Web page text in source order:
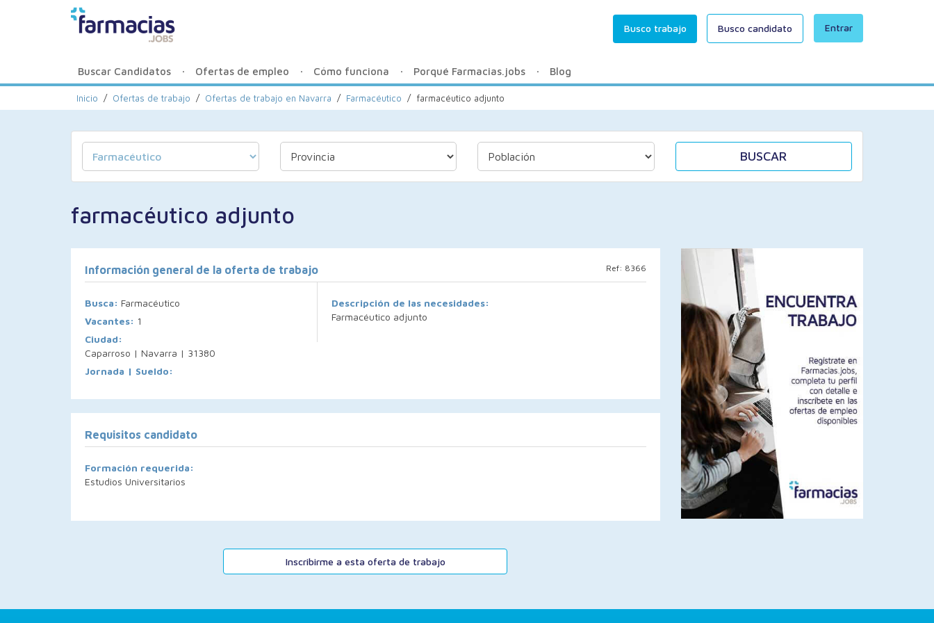
Entrar
Busco trabajo Busco candidato
Buscar Candidatos Ofertas de empleo Cómo funciona Porqué Farmacias.jobs Blog
Inicio / Ofertas de trabajo / Ofertas de trabajo en Navarra / Farmacéutico / farmacéutico adjunto
BUSCAR
farmacéutico adjunto
Ref: 8366
Información general de la oferta de trabajo
Busca: Farmacéutico
Vacantes: 1
Ciudad:
Caparroso | Navarra | 31380
Jornada | Sueldo:
Descripción de las necesidades:
Farmacéutico adjunto
Requisitos candidato
Formación requerida:
Estudios Universitarios
Inscribirme a esta oferta de trabajo